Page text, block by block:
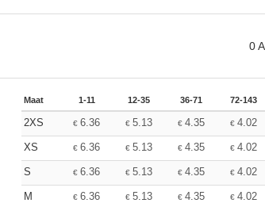
0
Maat 1-11 12-35 36-71 72-143
2XS €6.36 €5.13 €4.35 €4.02
XS €6.36 €5.13 €4.35 €4.02
S €6.36 €5.13 €4.35 €4.02
M €6.36 €5.13 €4.35 €4.02